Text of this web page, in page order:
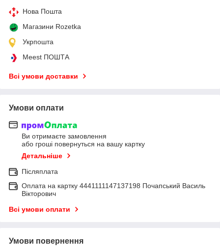
Нова Пошта
Магазини Rozetka
Укрпошта
Meest ПОШТА
Всі умови доставки
Умови оплати
Ви отримаєте замовлення
або гроші повернуться на вашу картку
Детальніше
Післяплата
Оплата на картку 4441111147137198 Почапський Василь
Вікторович
Всі умови оплати
Умови повернення